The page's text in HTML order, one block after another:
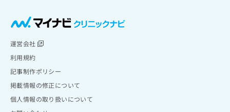
運営会社
利用規約
記事制作ポリシー
掲載情報の修正について
個人情報の取り扱いについて